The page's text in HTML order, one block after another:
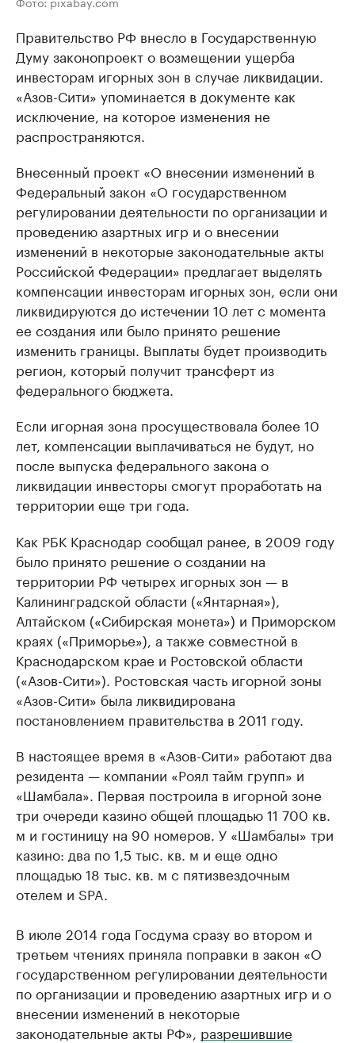
Правительство РФ внесло в Государственную
Думу законопроект о возмещении ущерба
инвесторам игорных зон в случае ликвидации.
«Азов-Сити» упоминается в документе как
исключение, на которое изменения не
распространяются.
Внесенный проект «О внесении изменений в
Федеральный закон «О государственном
регулировании деятельности по организации и
проведению азартных игр и о внесении
изменений в некоторые законодательные акты
Российской Федерации» предлагает выделять
компенсации инвесторам игорных зон, если они
ликвидируются до истечении 10 лет с момента
ее создания или было принято решение
изменить границы. Выплаты будет производить
регион, который получит трансферт из
федерального бюджета.
Если игорная зона просуществовала более 10
лет, компенсации выплачиваться не будут, но
после выпуска федерального закона о
ликвидации инвесторы смогут проработать на
территории еще три года.
Как РБК Краснодар сообщал ранее, в 2009 году
было принято решение о создании на
территории РФ четырех игорных зон — в
Калининградской области («Янтарная»),
Алтайском («Сибирская монета») и Приморском
краях («Приморье»), а также совместной в
Краснодарском крае и Ростовской области
(«Азов-Сити»). Ростовская часть игорной зоны
«Азов-Сити» была ликвидирована
постановлением правительства в 2011 году.
В настоящее время в «Азов-Сити» работают два
резидента — компании «Роял тайм групп» и
«Шамбала». Первая построила в игорной зоне
три очереди казино общей площадью 11 700 кв.
м и гостиницу на 90 номеров. У «Шамбалы» три
казино: два по 1,5 тыс. кв. м и еще одно
площадью 18 тыс. кв. м с пятизвездочным
отелем и SPA.
В июле 2014 года Госдума сразу во втором и
третьем чтениях приняла поправки в закон «О
государственном регулировании деятельности
по организации и проведению азартных игр и о
внесении изменений в некоторые
законодательные акты РФ», разрешившие